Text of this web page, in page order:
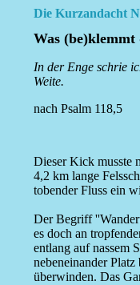
Die Kurzandacht
Was (be)klemmt
In der Enge schrie
Weite.
nach Psalm 118,5
Dieser Kick musste
4,2 km lange
tobender Fluss ein
Der Begriff
es doch an
entlang auf nassem
nebeneinander
überwinden. Das